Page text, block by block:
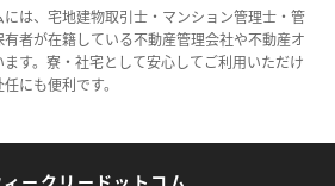
は、宅地建物取引士・マンション管理士・管
者が在籍している不動産管理会社や不動産オ
す。寮・社宅として安心してご利用いただけ
にも便利です。
ークリードットコム